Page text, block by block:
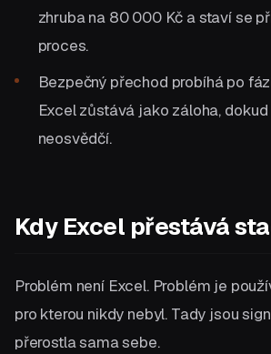
zhruba na 80 000 Kč a staví se
proces.
Bezpečný přechod probíhá po
Excel zůstává jako záloha,
neosvědčí.
Kdy Excel přestává
Problém není Excel. Problém je
pro kterou nikdy nebyl. Tady jsou
přerostla sama sebe.